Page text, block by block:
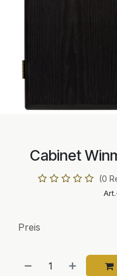
Cabinet
(0
Preis